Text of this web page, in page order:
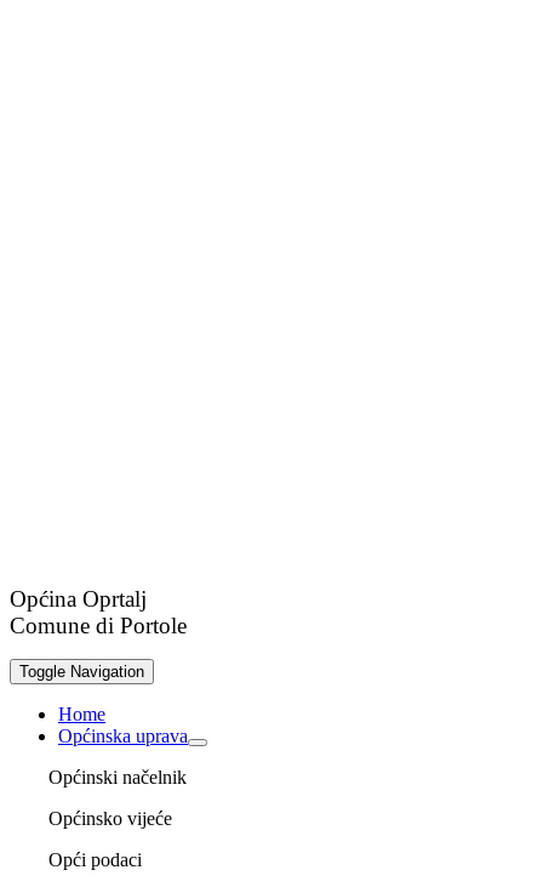
Općina Oprtalj
Comune di Portole
Toggle Navigation
Home
Općinska uprava
Općinski načelnik
Općinsko vijeće
Opći podaci